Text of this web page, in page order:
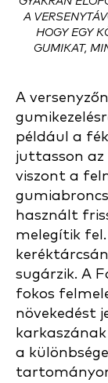
A
HOGY EGY
GUMIKAT,
A
például a
juttasson az
viszont a
használt
melegítik
sugárzik. A
fokos
növekedést
a